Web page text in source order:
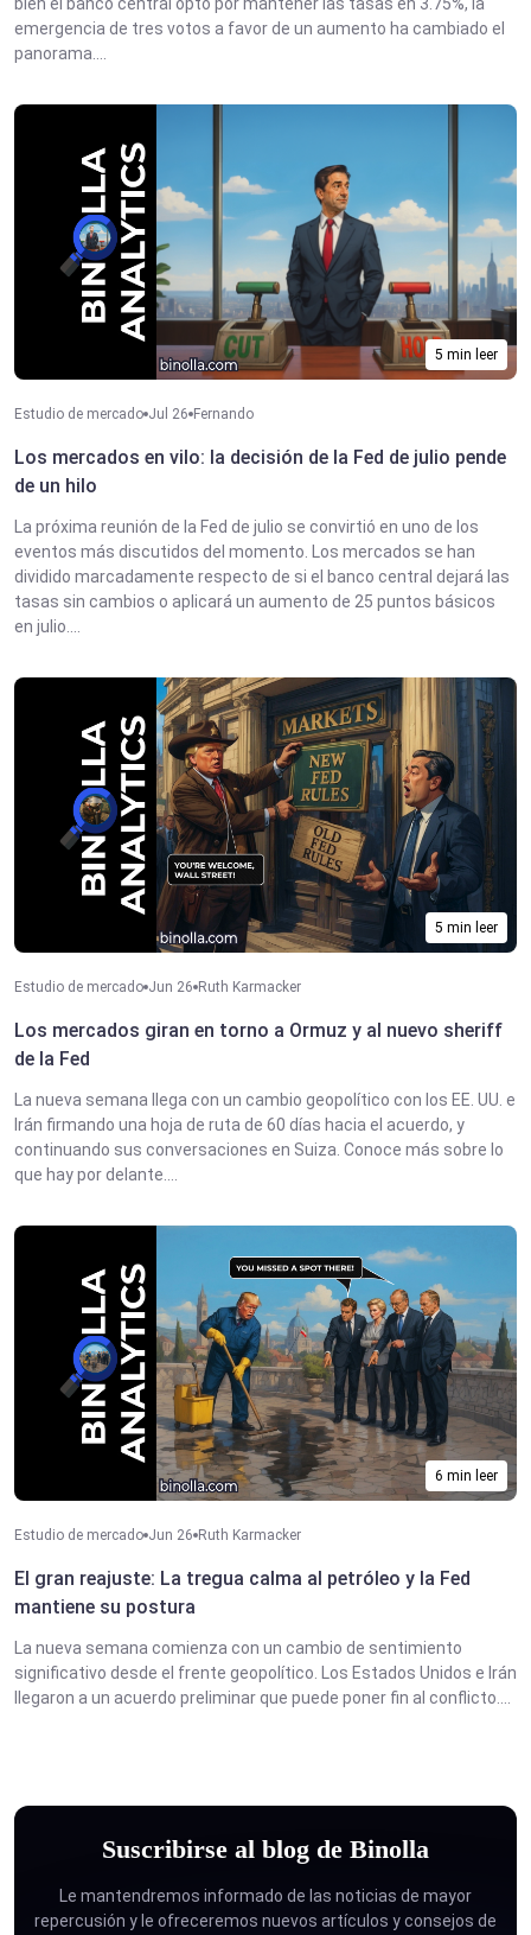
emergencia de tres votos a favor de un aumento ha cambiado el
panorama....
5 min leer
Estudio de mercado Jul 26 Fernando
Los mercados en vilo: la decisión de la Fed de julio pende
de un hilo
La próxima reunión de la Fed de julio se convirtió en uno de los
eventos más discutidos del momento. Los mercados se han
dividido marcadamente respecto de si el banco central dejará las
tasas sin cambios o aplicará un aumento de 25 puntos básicos
en julio....
5 min leer
Estudio de mercado Jun 26 Ruth Karmacker
Los mercados giran en torno a Ormuz y al nuevo sheriff
de la Fed
La nueva semana llega con un cambio geopolítico con los EE. UU. e
Irán firmando una hoja de ruta de 60 días hacia el acuerdo, y
continuando sus conversaciones en Suiza. Conoce más sobre lo
que hay por delante....
6 min leer
Estudio de mercado Jun 26 Ruth Karmacker
El gran reajuste: La tregua calma al petróleo y la Fed
mantiene su postura
La nueva semana comienza con un cambio de sentimiento
significativo desde el frente geopolítico. Los Estados Unidos e Irán
llegaron a un acuerdo preliminar que puede poner fin al conflicto....
Suscribirse al blog de Binolla
Le mantendremos informado de las noticias de mayor
repercusión y le ofreceremos nuevos artículos y consejos de